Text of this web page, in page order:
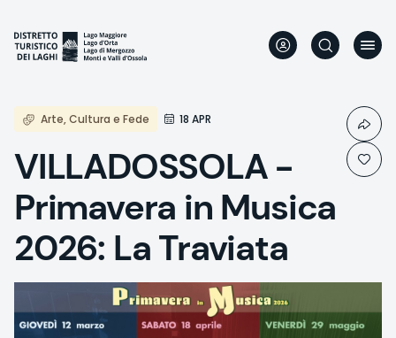
main
content
Arte, Cultura e Fede 18 APR
VILLADOSSOLA -
Primavera in Musica
2026: La Traviata